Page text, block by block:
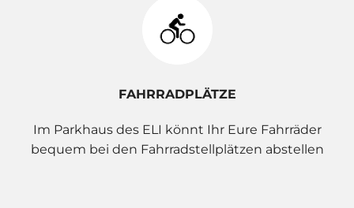
FAHRRADPLÄTZE
Im Parkhaus des ELI könnt Ihr Eure Fahrräder
bequem bei den Fahrradstellplätzen abstellen